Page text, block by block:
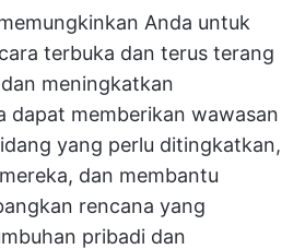
Anda untuk
terbuka dan terus terang
meningkatkan
dapat memberikan wawasan
yang perlu ditingkatkan,
dan membantu
rencana yang
pribadi dan